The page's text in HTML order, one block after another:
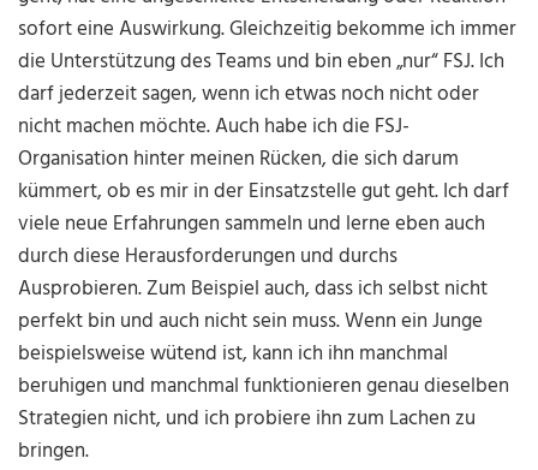
sofort eine Auswirkung. Gleichzeitig bekomme ich immer
die Unterstützung des Teams und bin eben „nur“ FSJ. Ich
darf jederzeit sagen, wenn ich etwas noch nicht oder
nicht machen möchte. Auch habe ich die FSJ-
Organisation hinter meinen Rücken, die sich darum
kümmert, ob es mir in der Einsatzstelle gut geht. Ich darf
viele neue Erfahrungen sammeln und lerne eben auch
durch diese Herausforderungen und durchs
Ausprobieren. Zum Beispiel auch, dass ich selbst nicht
perfekt bin und auch nicht sein muss. Wenn ein Junge
beispielsweise wütend ist, kann ich ihn manchmal
beruhigen und manchmal funktionieren genau dieselben
Strategien nicht, und ich probiere ihn zum Lachen zu
bringen.